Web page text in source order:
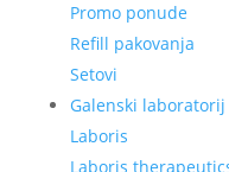
Promo ponude
Refill pakovanja
Setovi
Galenski laboratorij
Laboris
Laboris